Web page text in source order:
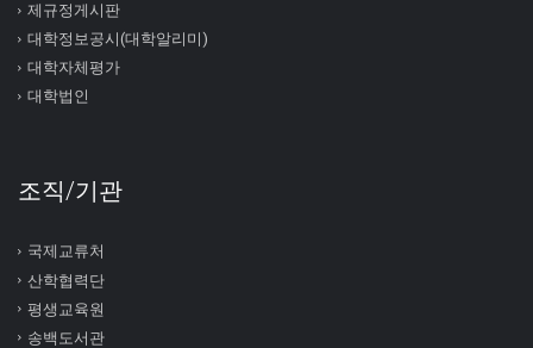
제규정게시판
대학정보공시(대학알리미)
대학자체평가
대학법인
조직/기관
국제교류처
산학협력단
평생교육원
송백도서관